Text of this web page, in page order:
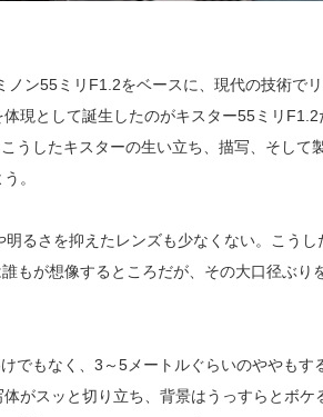
ン55ミリF1.2をベースに、現代の技術で
現として誕生したのがキスター55ミリ
うしたキスターの生い立ち、描写、そして
。
るさを抑えたレンズも少なくない。こう
もが想像するところだが、その大口径ぶり
でもなく、3～5メートルぐらいのややもす
がスッと切り立ち、背景はうっすらとボ